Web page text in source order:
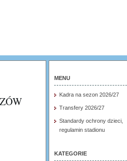
MENU
Kadra na sezon 2026/27
Transfery 2026/27
Standardy ochrony dzieci,
regulamin stadionu
KATEGORIE